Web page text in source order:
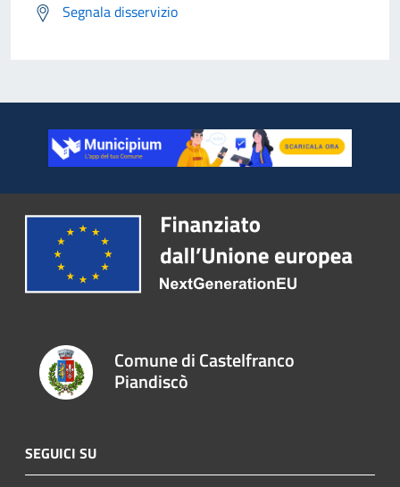
Segnala disservizio
Comune di Castelfranco
Piandiscò
SEGUICI SU